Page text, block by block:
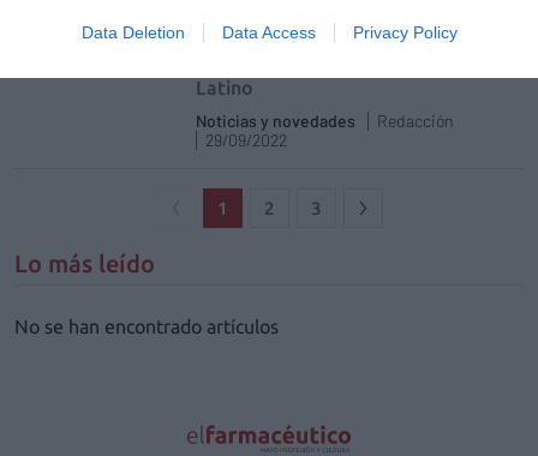
Data Deletion Data Access Privacy Policy
primera jornada del XXXV Congreso
Internacional de la Sociedad
Latino
Noticias y novedades
Redacción
29/09/2022
1 2 3
Lo más leído
No se han encontrado artículos